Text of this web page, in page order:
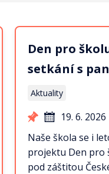
Den pro
setkání s
Aktuality
19. 6. 2026
Naše škola se i
projektu Den pro
pod záštitou